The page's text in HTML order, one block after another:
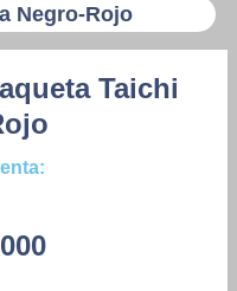
Negro-Rojo
Taichi